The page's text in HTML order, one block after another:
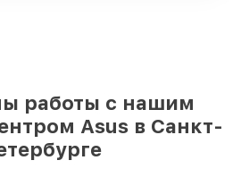
починке сразу
работы с нашим
Asus в Санкт-